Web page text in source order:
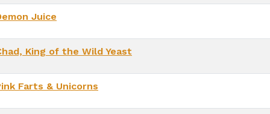
Juice
King of the Wild Yeast
Farts & Unicorns